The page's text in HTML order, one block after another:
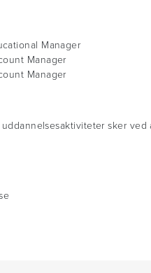
Manager
Manager
Manager
sker ved